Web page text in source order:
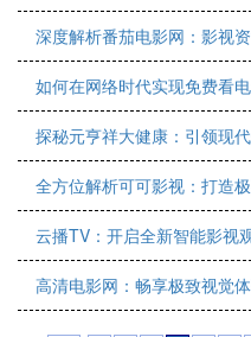
深度解析番茄电影网：影视
如何在网络时代实现免费看
探秘元亨祥大健康：引领现
全方位解析可可影视：打造
云播TV：开启全新智能影视
高清电影网：畅享极致视觉